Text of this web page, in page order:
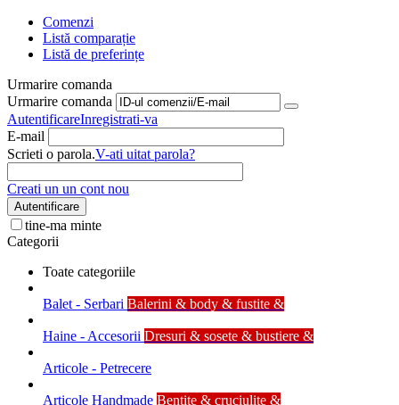
Comenzi
Listă comparație
Listă de preferințe
Urmarire comanda
Urmarire comanda
AutentificareInregistrati-va
E-mail
Scrieti o parola.V-ati uitat parola?
Creati un un cont nou
Autentificare
tine-ma minte
Categorii
Toate categoriile
Balet - Serbari Balerini & body & fustite &
Haine - Accesorii Dresuri & sosete & bustiere &
Articole - Petrecere
Articole Handmade Bentite & cruciulite &